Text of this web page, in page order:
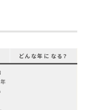
どんな年になる？